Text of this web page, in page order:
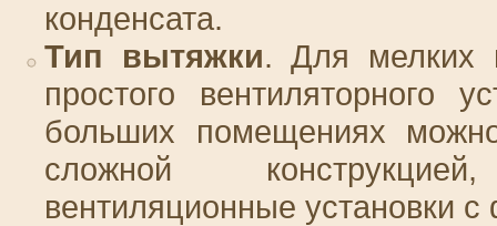
конденсата.
Тип вытяжки. Для мелких
простого вентиляторного
больших помещениях
сложной
вентиляционные установки